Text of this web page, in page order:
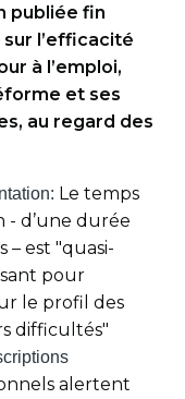
publiée fin
l’efficacité
à l’emploi,
et ses
au regard des
Le temps
- d’une durée
est "quasi-
pour
le profil des
difficultés"
alertent